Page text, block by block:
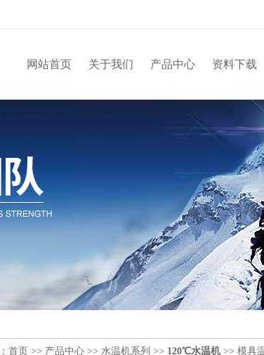
网站首页 关于我们 产品中心 资料下载
首页 >> 产品中心 >> 水温机系列 >> 120℃水温机>> 模具